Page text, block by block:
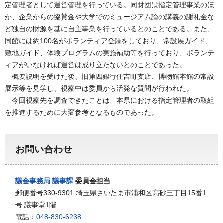
定管理者として運営管理を行っている。同財団は指定管理事業のほ
か、企業からの協賛金や大学でのミュージアム論の講義の謝礼金な
ど独自の財源を基に自主事業を行っているとのことである。また、
同館には約100名がボランティア登録をしており、常設展ガイド、
敷地ガイド、体験プログラムの実施補助等を行っており、ボランテ
ィアがいなければ運営は成り立たないとのことであった。
概要説明を受けた後、旧第四銀行住吉町支店、博物館本館の常設
展示等を見学し、視察中は委員から活発な質問が行われた。
今回視察先を調査できたことは、本県における指定管理者の取組
を推進するために大変参考となるものであった。
お問い合わせ
議会事務局 議事課 委員会担当
郵便番号330-9301 埼玉県さいたま市浦和区高砂三丁目15番1
号 議事堂1階
電話： 048-830-6238